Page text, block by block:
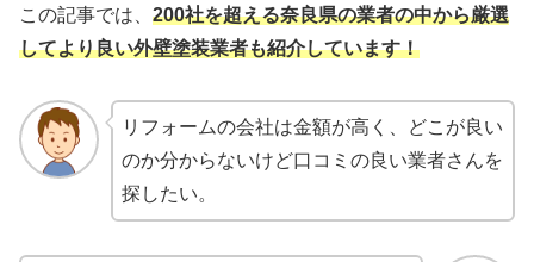
この記事では、 200社を超える奈良県の業者の中から厳選
してより良い外壁塗装業者も紹介しています！
リフォームの会社は金額が高く、どこが良い
のか分からないけど口コミの良い業者さんを
探したい。